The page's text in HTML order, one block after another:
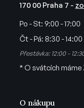
O nákupu
170 00 Praha 7 -
Po - St: 9:00 - 17:00
Čt - Pá: 8:30 - 14:00
Přestávka: 12:00 -
* O svátcích máme